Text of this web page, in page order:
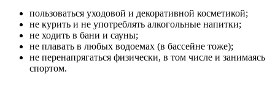
пользоваться уходовой и декоративной косметикой;
не курить и не употреблять алкогольные напитки;
не ходить в бани и сауны;
не плавать в любых водоемах (в бассейне тоже);
не перенапрягаться физически, в том числе и занимаясь
спортом.